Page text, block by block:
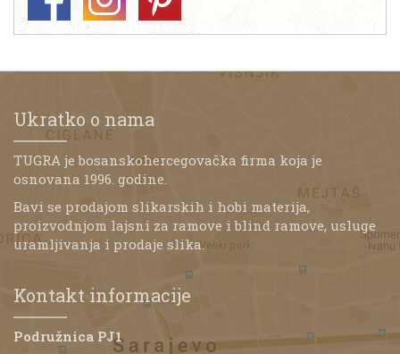
Ukratko o nama
TUGRA je bosanskohercegovačka firma koja je
osnovana 1996. godine.
Bavi se prodajom slikarskih i hobi materija,
proizvodnjom lajsni za ramove i blind ramove, usluge
uramljivanja i prodaje slika.
Kontakt informacije
Podružnica PJ1